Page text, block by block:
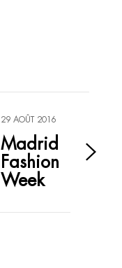
29 AOÛT 2016
Madrid
Fashion
Week